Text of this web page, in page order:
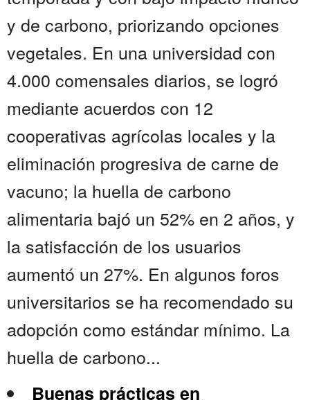
y de carbono, priorizando opciones
vegetales. En una universidad con
4.000 comensales diarios, se logró
mediante acuerdos con 12
cooperativas agrícolas locales y la
eliminación progresiva de carne de
vacuno; la huella de carbono
alimentaria bajó un 52% en 2 años, y
la satisfacción de los usuarios
aumentó un 27%. En algunos foros
universitarios se ha recomendado su
adopción como estándar mínimo. La
huella de carbono...
Buenas prácticas en